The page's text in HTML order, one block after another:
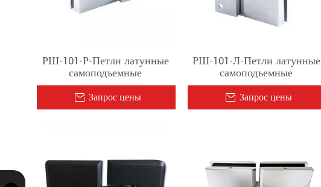
РШ-101-Р-Петли латунные
самоподъемные
Запрос цены
РШ-101-Л-Петли латунные
самоподъемные
Запрос цены